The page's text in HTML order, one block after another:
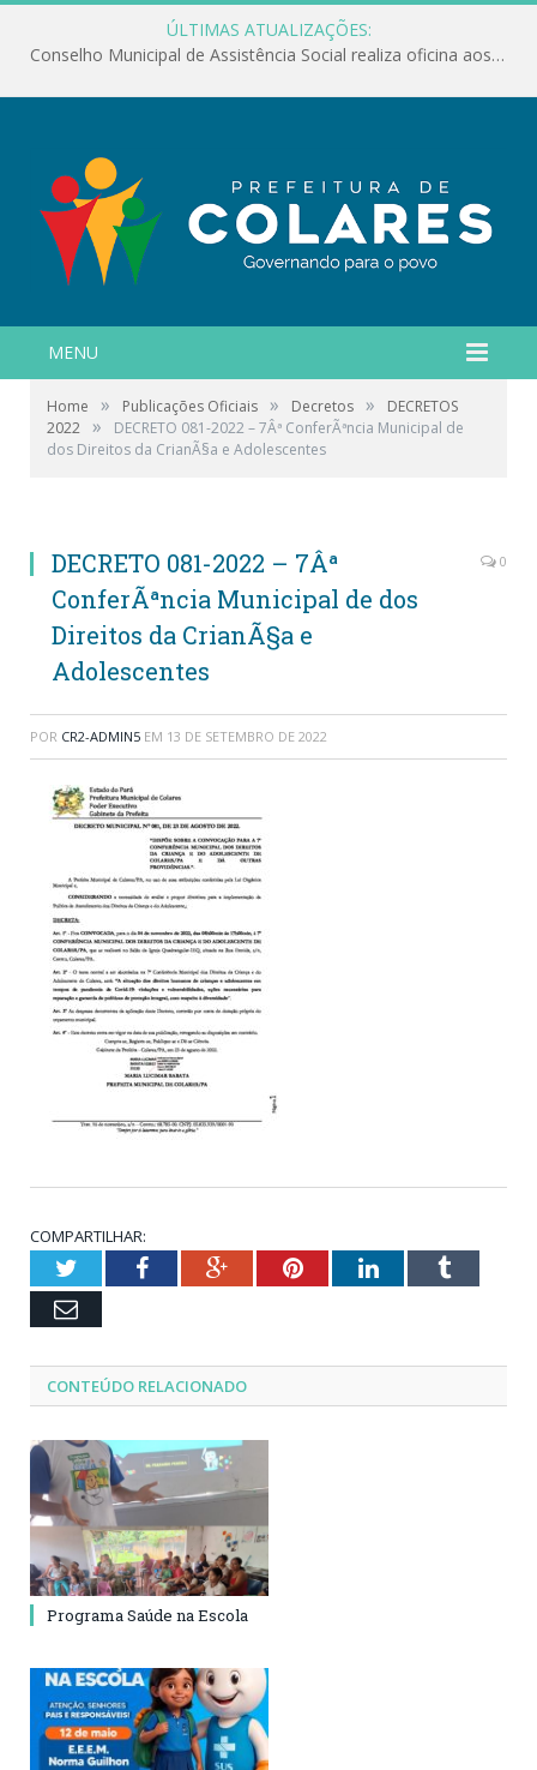
ÚLTIMAS ATUALIZAÇÕES:
Conselho Municipal de Assistência Social realiza oficina aos servidores
MENU
Home » Publicações Oficiais » Decretos »
DECRETOS
2022 »
DECRETO 081-2022 – 7Âª ConferÃªncia Municipal de
dos Direitos da CrianÃ§a e Adolescentes
DECRETO 081-2022 – 7Âª
ConferÃªncia Municipal de dos
Direitos da CrianÃ§a e
Adolescentes
0
POR CR2-ADMIN5 EM 13 DE SETEMBRO DE 2022
COMPARTILHAR:
TwitterFacebookGoogle+PinterestLinkedInTumblr
Email
CONTEÚDO RELACIONADO
Programa Saúde na Escola